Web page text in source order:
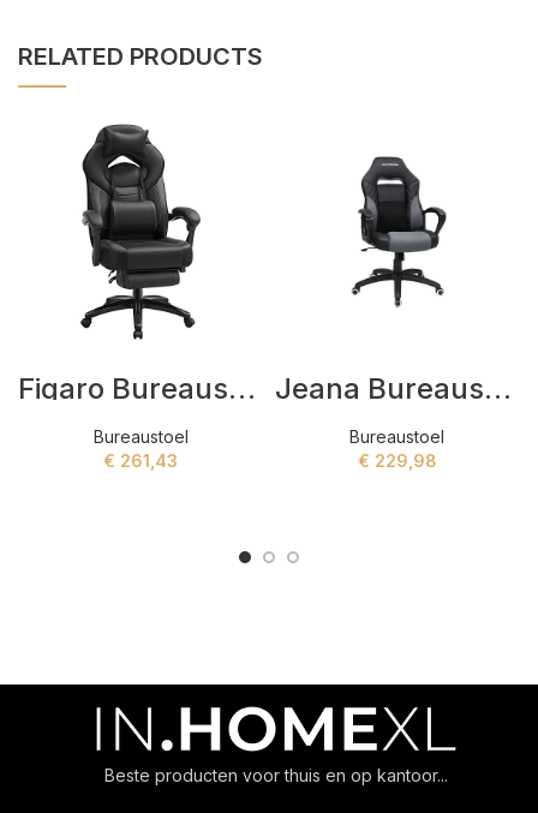
RELATED PRODUCTS
Figaro Bureaustoel Zwart
Bureaustoel
€ 261,43
Jeana Bureaustoel Zwart,Grijs
Bureaustoel
€ 229,98
Beste producten voor thuis en op kantoor...